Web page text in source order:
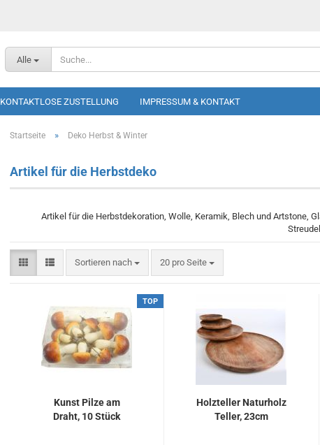
Alle
KONTAKTLOSE ZUSTELLUNG IMPRESSUM & KONTAKT
Startseite » Deko Herbst & Winter
Artikel für die Herbstdeko
Artikel für die Herbstdekoration, Wolle, Keramik, Blech und Artstone,
Sortieren nach
Sortieren nach 20 pro Seite
pro Seite
TOP
Kunst Pilze am
Draht, 10 Stück
Holzteller Naturholz
Teller, 23cm